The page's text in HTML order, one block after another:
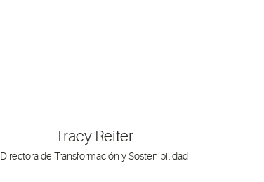
Tracy Reiter
Directora de Transformación y Sostenibilidad